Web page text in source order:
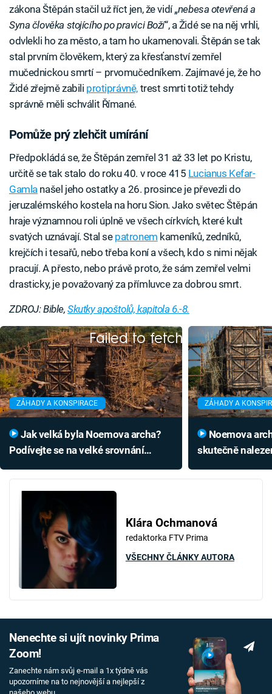
zákona Štěpán stačil už říct jen, že vidí „nebesa otevřená a
Syna člověka stojícího po pravici Boží“, a Židé se na něj vrhli,
odvlekli ho za město, a tam ho ukamenovali. Štěpán se tak
stal prvním člověkem, který za křesťanství zemřel
mučednickou smrtí – prvomučedníkem. Zajímavé je, že ho
Židé zřejmě zabili protiprávně,trest smrti totiž tehdy
správně měli schválit Římané.
Pomůže prý zlehčit umírání
Předpokládá se, že Štěpán zemřel 31 až 33 let po Kristu,
určitě se tak stalo do roku 40. v roce 415 Lucianus Kefar-
Gamla našel jeho ostatky a 26. prosince je převezli do
jeruzalémského kostela na horu Sion. Jako světec Štěpán
hraje významnou roli úplně ve všech církvích, které kult
svatých uznávají. Stal se patronem kameníků, zedníků,
krejčích i tesařů, nebo třeba koní a všech, kdo s nimi nějak
pracují. A přesto, nebo právě proto, že sám zemřel velmi
drasticky, je považovaný za přímluvce za dobrou smrt.
ZDROJ: Bible,Skutky apoštolů, kapitola 6.-8.
Failed to fetch
ZÁHADY A KONSPIRACE
Podívejte se na velké srovnání
ZÁHADY A
skutečně
Klára Ochmanová
redaktorka FTV Prima
VŠECHNY ČLÁNKY AUTORA
Nenechte si ujít novinky Prima
Zoom!
Zanechte nám svůj e-mail a 1x týdně vás
upozorníme na to nejnovější a nejlepší z